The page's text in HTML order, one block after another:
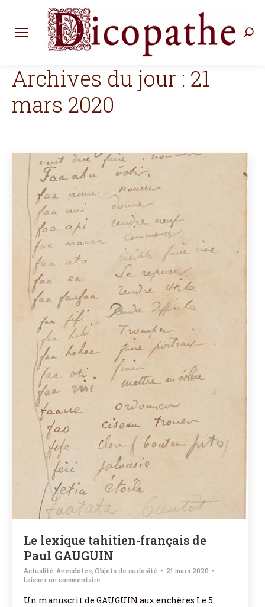
Archives du jour : 21
mars 2020
Le lexique tahitien-français de
Paul GAUGUIN
Actualité, Anecdotes, Objets de curiosité
21 mars 2020
Laisser un commentaire
Un manuscrit de GAUGUIN aux enchères Le 5